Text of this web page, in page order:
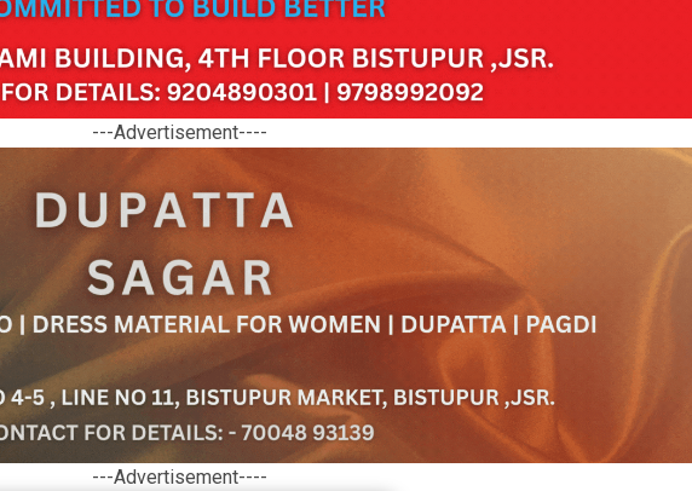
---Advertisement----
---Advertisement----